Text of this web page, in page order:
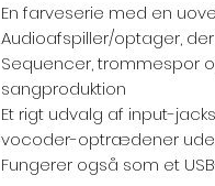
En farveserie med en
Audioafspiller/optager,
Sequencer, trommespor
sangproduktion
Et rigt udvalg af input-
vocoder-optrædener
Fungerer også som et